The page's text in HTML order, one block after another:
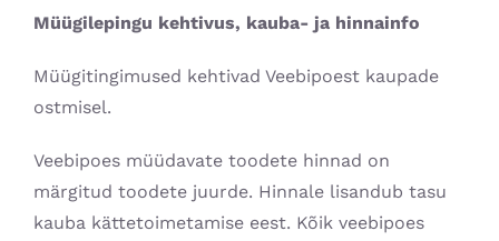
Kontakt
Müügilepingu kehtivus, kauba- ja hinnainfo
Müügitingimused kehtivad Veebipoest kaupade
ostmisel.
Veebipoes müüdavate toodete hinnad on
märgitud toodete juurde. Hinnale lisandub tasu
kauba kättetoimetamise eest. Kõik veebipoes